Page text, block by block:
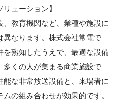
リューション】
教育機関など、業種や施設に
異なります。株式会社常電で
を熟知したうえで、最適な設備
多くの人が集まる商業施設で
な非常放送設備と、来場者に
の組み合わせが効果的です。